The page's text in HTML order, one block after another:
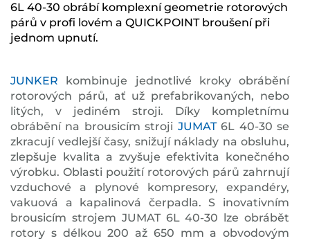
6L 40-30 obrábí komplexní geometrie rotorových
párů v profi lovém a QUICKPOINT broušení při
jednom upnutí.
JUNKER kombinuje jednotlivé kroky obrábění
rotorových párů, ať už prefabrikovaných, nebo
litých, v jediném stroji. Díky kompletnímu
obrábění na brousicím stroji JUMAT6L 40-30 se
zkracují vedlejší časy, snižují náklady na obsluhu,
zlepšuje kvalita a zvyšuje efektivita konečného
výrobku. Oblasti použití rotorových párů zahrnují
vzduchové a plynové kompresory, expandéry,
vakuová a kapalinová čerpadla. S inovativním
brousicím strojem JUMAT 6L 40-30 lze obrábět
rotory s délkou 200 až 650 mm a obvodovým